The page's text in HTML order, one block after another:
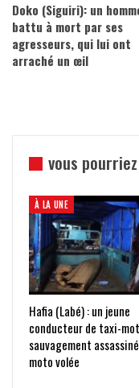
Doko (Siguiri): un
battu à mort par ses
agresseurs, qui lui ont
arraché un œil
vous
À LA UNE
Hafia (Labé) : un jeune
conducteur de taxi-
sauvagement
moto volée